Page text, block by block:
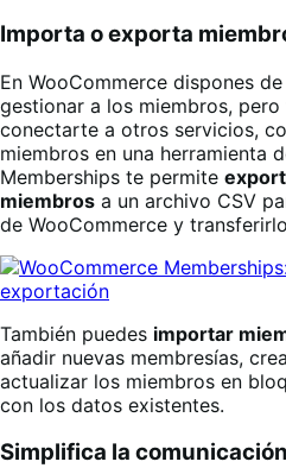
Importa o exporta
En WooCommerce dispones
gestionar a los miembros,
conectarte a otros servicios,
miembros en una herramienta
Memberships te permite
miembros a un archivo CSV
de WooCommerce y
También puedes importar
añadir nuevas membresías,
actualizar los miembros en
con los datos existentes.
Simplifica la